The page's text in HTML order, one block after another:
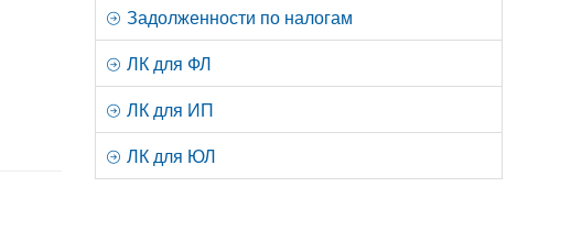
Задолженности по налогам
ЛК для ФЛ
ЛК для ИП
ЛК для ЮЛ